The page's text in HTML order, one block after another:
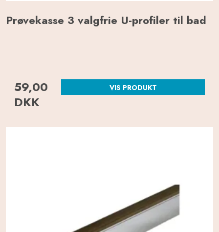
Prøvekasse 3 valgfrie U-profiler til bad
59,00
DKK
VIS PRODUKT